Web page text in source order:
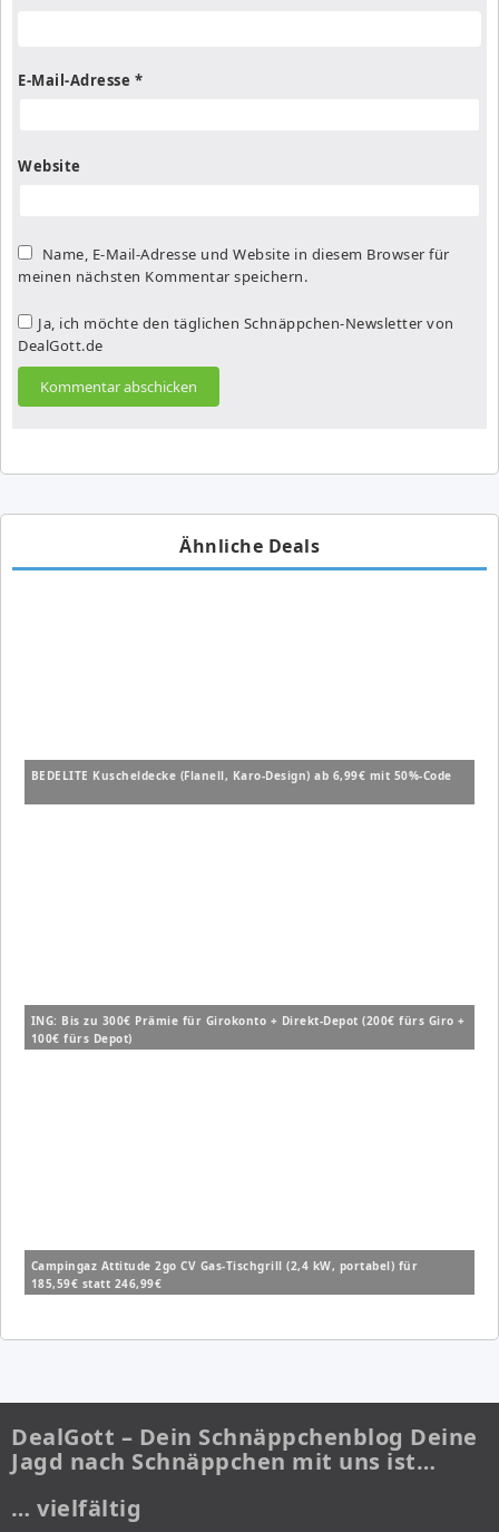
E-Mail-Adresse *
Website
Name, E-Mail-Adresse und Website in diesem Browser für
meinen nächsten Kommentar speichern.
Ja, ich möchte den täglichen Schnäppchen-Newsletter von
DealGott.de
Ähnliche Deals
BEDELITE Kuscheldecke (Flanell, Karo-Design) ab 6,99€ mit 50%-Code
ING: Bis zu 300€ Prämie für Girokonto + Direkt-Depot (200€ fürs Giro +
100€ fürs Depot)
Campingaz Attitude 2go CV Gas-Tischgrill (2,4 kW, portabel) für
185,59€ statt 246,99€
DealGott – Dein Schnäppchenblog Deine
Jagd nach Schnäppchen mit uns ist…
… vielfältig